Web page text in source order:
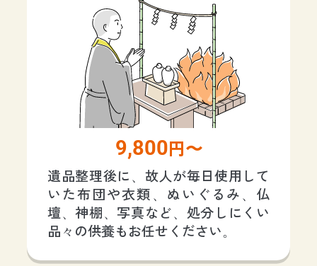
9,800 円〜
遺品整理後に、故人が毎日使用して
いた布団や衣類、ぬいぐるみ、仏
壇、神棚、写真など、処分しにくい
品々の供養もお任せください。